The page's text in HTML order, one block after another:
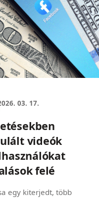
03. 17.
videók
felé
egy kiterjedt, több